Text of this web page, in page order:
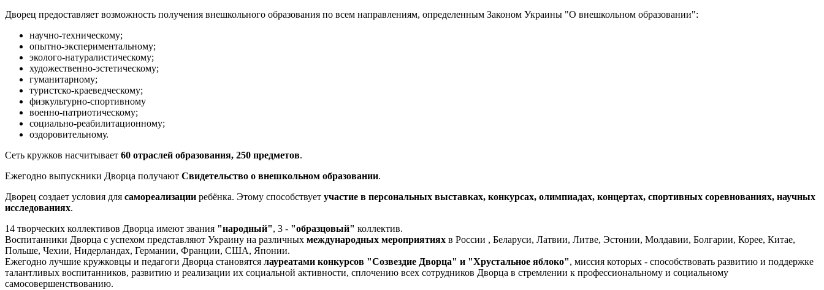
Дворец предоставляет возможность получения внешкольного образования по всем направлениям, определенным Законом Украины "О внешкольном образовании":
научно-техническому;
опытно-экспериментальному;
эколого-натуралистическому;
художественно-эстетическому;
гуманитарному;
туристско-краеведческому;
физкультурно-спортивному
военно-патриотическому;
социально-реабилитационному;
оздоровительному.
Сеть кружков насчитывает 60 отраслей образования, 250 предметов.
Ежегодно выпускники Дворца получают Свидетельство о внешкольном образовании.
Дворец создает условия для самореализации ребёнка. Этому способствует участие в персональных выставках, конкурсах, олимпиадах, концертах, спортивных соревнованиях, научных
исследованиях.
14 творческих коллективов Дворца имеют звания "народный", 3 - "образцовый" коллектив.
Воспитанники Дворца с успехом представляют Украину на различных международных мероприятиях в России , Беларуси, Латвии, Литве, Эстонии, Молдавии, Болгарии, Корее, Китае,
Польше, Чехии, Нидерландах, Германии, Франции, США, Японии.
Ежегодно лучшие кружковцы и педагоги Дворца становятся лауреатами конкурсов "Созвездие Дворца" и "Хрустальное яблоко", миссия которых - способствовать развитию и поддержке
талантливых воспитанников, развитию и реализации их социальной активности, сплочению всех сотрудников Дворца в стремлении к профессиональному и социальному
самосовершенствованию.